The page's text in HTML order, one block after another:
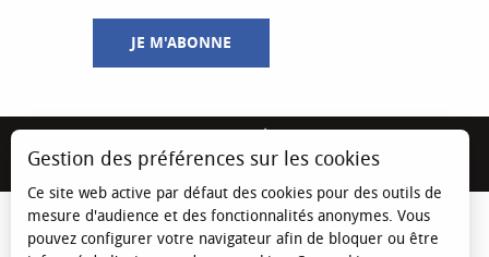
JE M'ABONNE
Gestion des préférences sur les cookies
Ce site web active par défaut des cookies pour des outils de
mesure d'audience et des fonctionnalités anonymes. Vous
pouvez configurer votre navigateur afin de bloquer ou être